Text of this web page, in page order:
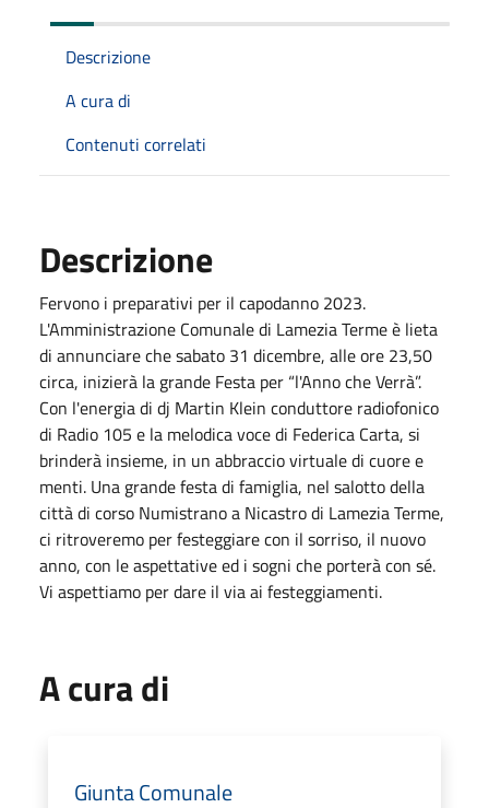
Descrizione
A cura di
Contenuti correlati
Descrizione
Fervono i preparativi per il capodanno 2023.
L'Amministrazione Comunale di Lamezia Terme è lieta
di annunciare che sabato 31 dicembre, alle ore 23,50
circa, inizierà la grande Festa per “l'Anno che Verrà”.
Con l'energia di dj Martin Klein conduttore radiofonico
di Radio 105 e la melodica voce di Federica Carta, si
brinderà insieme, in un abbraccio virtuale di cuore e
menti. Una grande festa di famiglia, nel salotto della
città di corso Numistrano a Nicastro di Lamezia Terme,
ci ritroveremo per festeggiare con il sorriso, il nuovo
anno, con le aspettative ed i sogni che porterà con sé.
Vi aspettiamo per dare il via ai festeggiamenti.
A cura di
Giunta Comunale